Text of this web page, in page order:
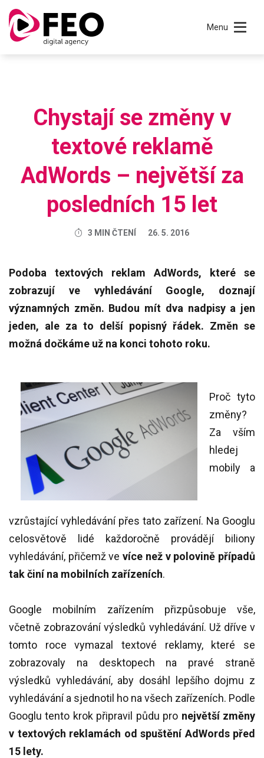
Menu
Chystají se změny v
textové reklamě
AdWords – největší za
posledních 15 let
3 MIN ČTENÍ 26. 5. 2016
Podoba textových reklam AdWords, které se
zobrazují ve vyhledávání Google, doznají
významných změn. Budou mít dva nadpisy a jen
jeden, ale za to delší popisný řádek. Změn se
možná dočkáme už na konci tohoto roku.
Proč tyto
změny?
Za vším
hledej
mobily a
vzrůstající vyhledávání přes tato zařízení. Na Googlu
celosvětově lidé každoročně provádějí biliony
vyhledávání, přičemž vevíce než v polovině případů
tak činí na mobilních zařízeních.
Google mobilním zařízením přizpůsobuje vše,
včetně zobrazování výsledků vyhledávání. Už dříve v
tomto roce vymazal textové reklamy, které se
zobrazovaly na desktopech na pravé straně
výsledků vyhledávání, aby dosáhl lepšího dojmu z
vyhledávání a sjednotil ho na všech zařízeních. Podle
Googlu tento krok připravil půdu pro největší změny
v textových reklamách od spuštění AdWords před
15 lety.